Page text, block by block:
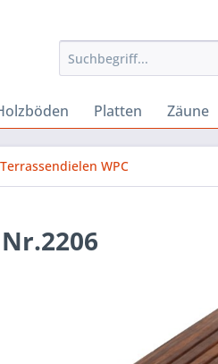
Platten Zäune
Terrassendielen WPC